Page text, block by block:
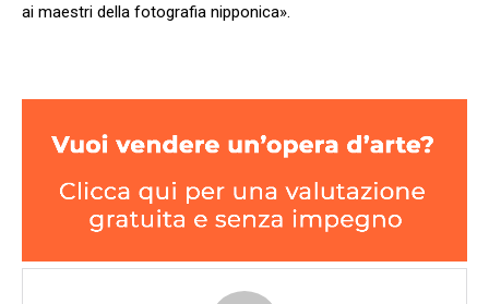
ai maestri della fotografia nipponica».